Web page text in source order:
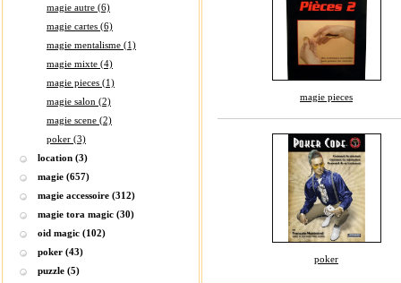
magie autre (6)
magie cartes (6)
magie mentalisme (1)
magie mixte (4)
magie pieces (1)
magie salon (2)
magie scene (2)
poker (3)
location (3)
magie (657)
magie accessoire (312)
magie tora magic (30)
oid magic (102)
poker (43)
puzzle (5)
magie pieces
poker